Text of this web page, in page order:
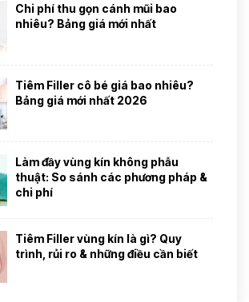
Chi phí thu gọn cánh mũi bao
nhiêu? Bảng giá mới nhất
Tiêm Filler cô bé giá bao nhiêu?
Bảng giá mới nhất 2026
Làm đầy vùng kín không phẫu
thuật: So sánh các phương pháp &
chi phí
Tiêm Filler vùng kín là gì? Quy
trình, rủi ro & những điều cần biết